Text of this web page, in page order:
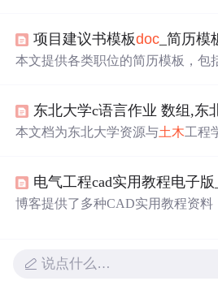
凝土强度试验等。
项目建议书模板doc _简历
本文提供各类职位的简历模板，包
本文档为东北大学资源与土木工程
通过具体实验案例介绍了数组的查
博客提供了多种CAD实用教程资料
了去除CAD教育版打印戳记的方法
说点什么…